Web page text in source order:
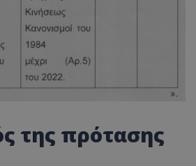
της πρότασης